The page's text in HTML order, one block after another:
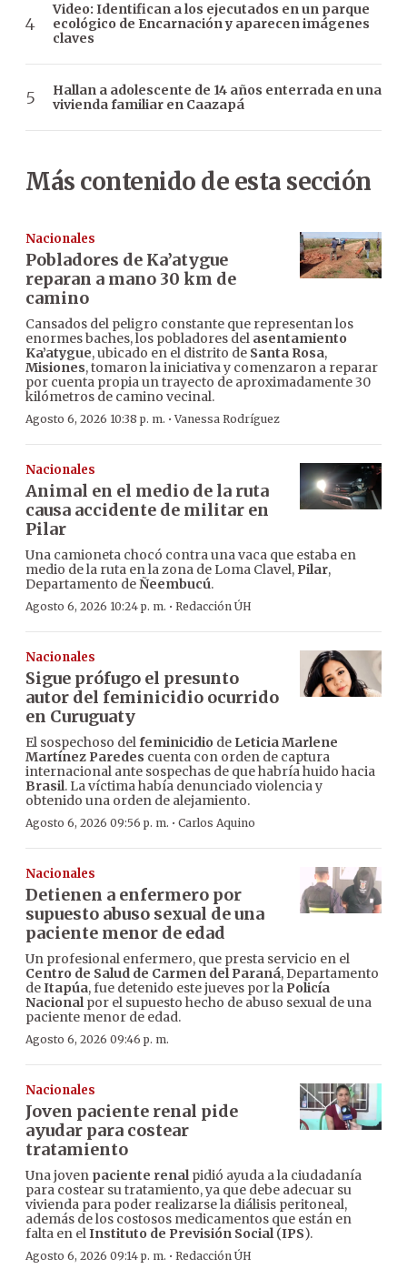
Video: Identifican a los ejecutados en un parque
ecológico de Encarnación y aparecen imágenes
claves
Hallan a adolescente de 14 años enterrada en una
vivienda familiar en Caazapá
Más contenido de esta sección
Nacionales
Pobladores de Ka’atygue
reparan a mano 30 km de
camino
Cansados del peligro constante que representan los
enormes baches, los pobladores del asentamiento
Ka’atygue, ubicado en el distrito de Santa Rosa,
Misiones, tomaron la iniciativa y comenzaron a reparar
por cuenta propia un trayecto de aproximadamente 30
kilómetros de camino vecinal.
Agosto 6, 2026 10:38 p. m. ·Vanessa Rodríguez
Nacionales
Animal en el medio de la ruta
causa accidente de militar en
Pilar
Una camioneta chocó contra una vaca que estaba en
medio de la ruta en la zona de Loma Clavel, Pilar,
Departamento deÑeembucú.
Agosto 6, 2026 10:24 p. m. · Redacción ÚH
Nacionales
Sigue prófugo el presunto
autor del feminicidio ocurrido
en Curuguaty
El sospechoso delfeminicidio de Leticia Marlene
Martínez Paredes cuenta con orden de captura
internacional ante sospechas de que habría huido hacia
Brasil. La víctima había denunciado violencia y
obtenido una orden de alejamiento.
Agosto 6, 2026 09:56 p. m. · Carlos Aquino
Nacionales
Detienen a enfermero por
supuesto abuso sexual de una
paciente menor de edad
Un profesional enfermero, que presta servicio en el
Centro de Salud de Carmen del Paraná, Departamento
deItapúa, fue detenido este jueves por la Policía
Nacionalpor el supuesto hecho de abuso sexual de una
paciente menor de edad.
Agosto 6, 2026 09:46 p. m.
Nacionales
Joven paciente renal pide
ayudar para costear
tratamiento
Una joven paciente renalpidió ayuda a la ciudadanía
para costear su tratamiento, ya que debe adecuar su
vivienda para poder realizarse la diálisis peritoneal,
además de los costosos medicamentos que están en
falta en elInstituto de Previsión Social(IPS).
Agosto 6, 2026 09:14 p. m. · Redacción ÚH